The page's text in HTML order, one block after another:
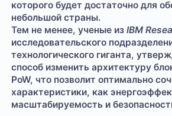
которого будет достаточно для
небольшой страны.
Тем не менее, ученые изIBM
исследовательского
технологического гиганта,
способ изменить архитектуру
PoW, что позволит оптимально
характеристики, как
масштабируемость и